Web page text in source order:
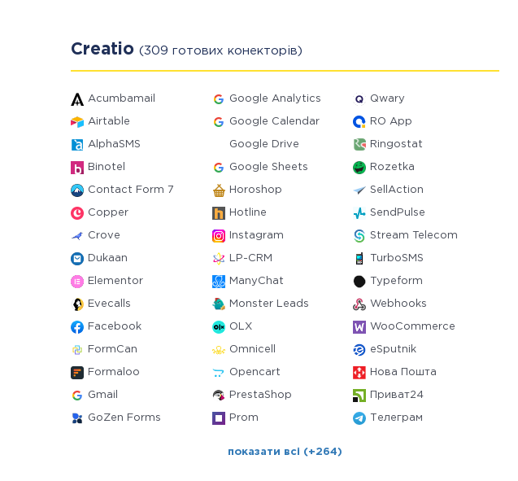
Creatio (309 готових конекторів)
Acumbamail Google Analytics Qwary
Airtable Google Calendar RO App
AlphaSMS Google Drive Ringostat
Binotel Google Sheets Rozetka
Contact Form 7 Horoshop SellAction
Copper Hotline SendPulse
Crove Instagram Stream Telecom
Dukaan LP-CRM TurboSMS
Elementor ManyChat Typeform
Evecalls Monster Leads Webhooks
Facebook OLX WooCommerce
FormCan Omnicell eSputnik
Formaloo Opencart Нова Пошта
Gmail PrestaShop Приват24
GoZen Forms Prom Телеграм
показати всі (+264)